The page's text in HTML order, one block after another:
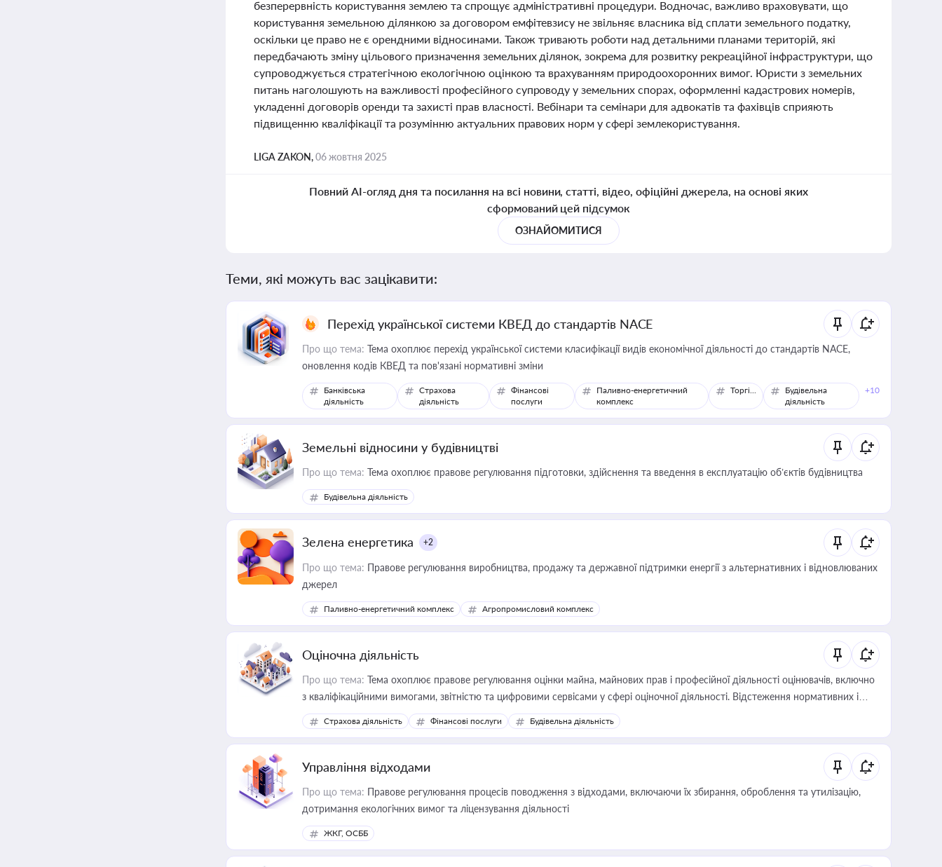
безперервність користування землею та спрощує адміністративні процедури. Водночас, важливо враховувати, що
користування земельною ділянкою за договором емфітевзису не звільняє власника від сплати земельного податку,
оскільки це право не є орендними відносинами. Також тривають роботи над детальними планами територій, які
передбачають зміну цільового призначення земельних ділянок, зокрема для розвитку рекреаційної інфраструктури, що
супроводжується стратегічною екологічною оцінкою та врахуванням природоохоронних вимог. Юристи з земельних
питань наголошують на важливості професійного супроводу у земельних спорах, оформленні кадастрових номерів,
укладенні договорів оренди та захисті прав власності. Вебінари та семінари для адвокатів та фахівців сприяють
підвищенню кваліфікації та розумінню актуальних правових норм у сфері землекористування.
LIGA ZAKON,06 жовтня 2025
Повний AI-огляд дня та посилання на всі новини, статті, відео, офіційні джерела, на основі яких
сформований цей підсумок
ОЗНАЙОМИТИСЯ
Теми, які можуть вас зацікавити:
Перехід української системи КВЕД до стандартів NACE
Про що тема: Тема охоплює перехід української системи класифікації видів економічної діяльності до стандартів NACE,
оновлення кодів КВЕД та пов'язані нормативні зміни
Банківська
діяльність
Страхова
діяльність
Фінансові
послуги
Паливно-енергетичний
комплекс
Торгівля
Будівельна
діяльність
+10
Земельні відносини у будівництві
Про що тема: Тема охоплює правове регулювання підготовки, здійснення та введення в експлуатацію об’єктів будівництва
Будівельна діяльність
Зелена енергетика +2
Про що тема: Правове регулювання виробництва, продажу та державної підтримки енергії з альтернативних і відновлюваних
джерел
Паливно-енергетичний комплекс Агропромисловий комплекс
Оціночна діяльність
Про що тема: Тема охоплює правове регулювання оцінки майна, майнових прав і професійної діяльності оцінювачів, включно
з кваліфікаційними вимогами, звітністю та цифровими сервісами у сфері оціночної діяльності. Відстеження нормативних і
медійних змін у цій сфері корисне для власника бізнесу, керівника, юриста або бухгалтера під час оподаткування,
приватизації, оренди державного майна, корпоративних угод і перевірки статусу суб'єктів оціночної діяльності
Страхова діяльність Фінансові послуги Будівельна діяльність
Управління відходами
Про що тема: Правове регулювання процесів поводження з відходами, включаючи їх збирання, оброблення та утилізацію,
дотримання екологічних вимог та ліцензування діяльності
ЖКГ, ОСББ